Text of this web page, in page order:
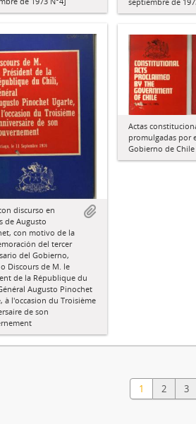
discurso en
de Augusto
con motivo de la
del tercer
del Gobierno,
Discours de M. le
de la République du
Augusto Pinochet
à l'occasion du Troisième
de son
Actas
promulgadas por
Gobierno de Chile
1 2 3